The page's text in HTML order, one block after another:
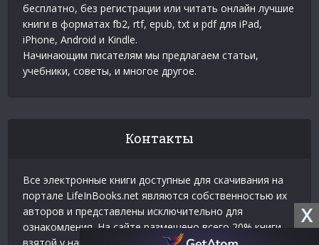
X
бесплатно, без регистрации или читать онлайн лучшие
книги в форматах fb2, rtf, epub, txt и pdf для iPad,
iPhone, Android и Kindle.
Начинающим писателям мы предлагаем статьи,
учебники, советы, и многое другое.
Контакты
Все электронные книги доступные для скачивания на
портале LifeInBooks.net являются собственностью их
авторов и представлены исключительно для
ознакомления. На сайте размещено всего 20% книги